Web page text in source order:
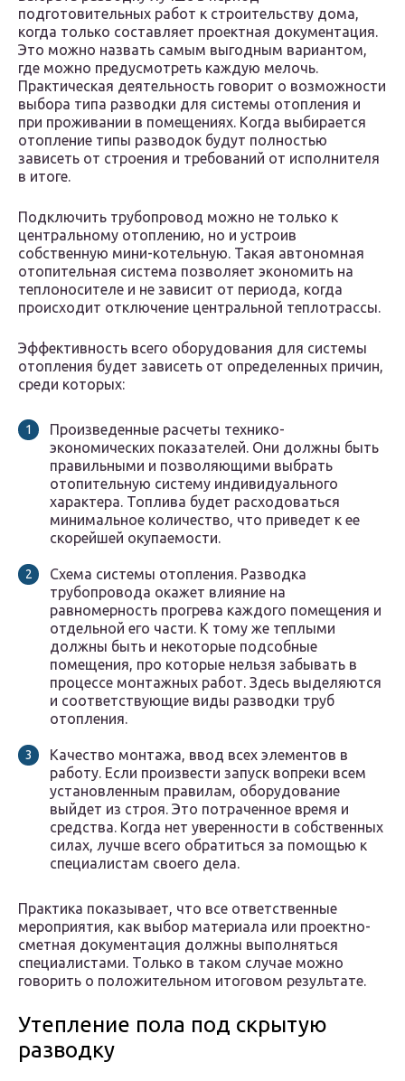
подготовительных работ к строительству дома,
когда только составляет проектная документация.
Это можно назвать самым выгодным вариантом,
где можно предусмотреть каждую мелочь.
Практическая деятельность говорит о возможности
выбора типа разводки для системы отопления и
при проживании в помещениях. Когда выбирается
отопление типы разводок будут полностью
зависеть от строения и требований от исполнителя
в итоге.
Подключить трубопровод можно не только к
центральному отоплению, но и устроив
собственную мини-котельную. Такая автономная
отопительная система позволяет экономить на
теплоносителе и не зависит от периода, когда
происходит отключение центральной теплотрассы.
Эффективность всего оборудования для системы
отопления будет зависеть от определенных причин,
среди которых:
Произведенные расчеты технико-
экономических показателей. Они должны быть
правильными и позволяющими выбрать
отопительную систему индивидуального
характера. Топлива будет расходоваться
минимальное количество, что приведет к ее
скорейшей окупаемости.
Схема системы отопления. Разводка
трубопровода окажет влияние на
равномерность прогрева каждого помещения и
отдельной его части. К тому же теплыми
должны быть и некоторые подсобные
помещения, про которые нельзя забывать в
процессе монтажных работ. Здесь выделяются
и соответствующие виды разводки труб
отопления.
Качество монтажа, ввод всех элементов в
работу. Если произвести запуск вопреки всем
установленным правилам, оборудование
выйдет из строя. Это потраченное время и
средства. Когда нет уверенности в собственных
силах, лучше всего обратиться за помощью к
специалистам своего дела.
Практика показывает, что все ответственные
мероприятия, как выбор материала или проектно-
сметная документация должны выполняться
специалистами. Только в таком случае можно
говорить о положительном итоговом результате.
Утепление пола под скрытую
разводку